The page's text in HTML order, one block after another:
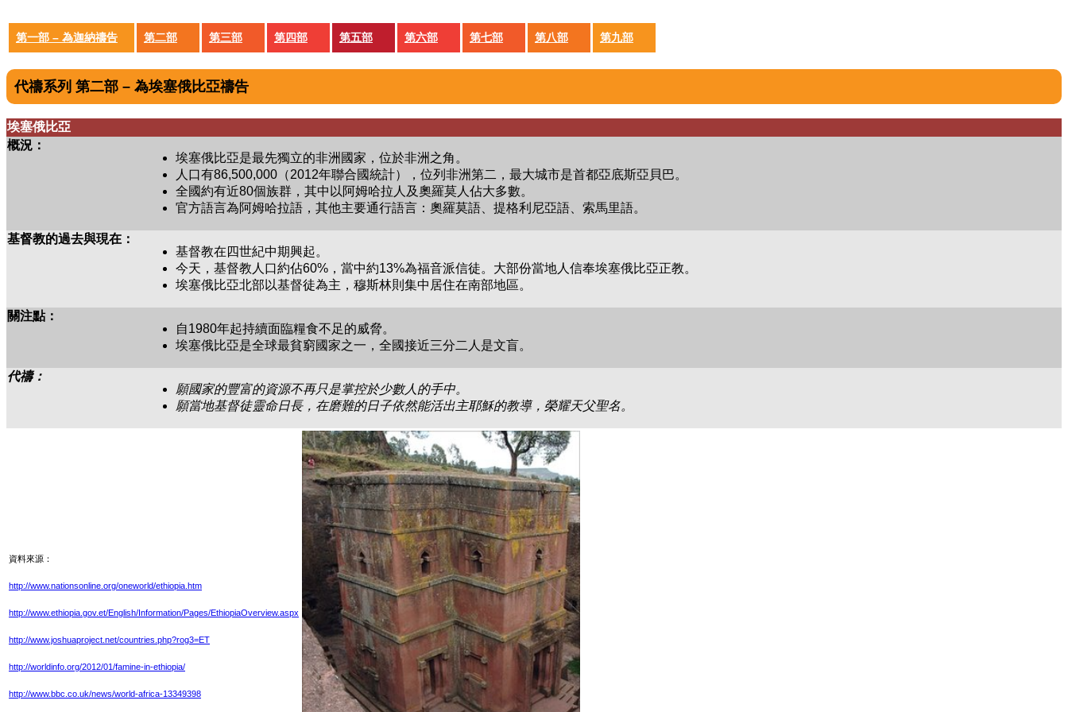
第一部 – 為迦納禱告 第二部 第三部 第四部 第五部 第六部 第七部 第八部 第九部
代禱系列 第二部 – 為埃塞俄比亞禱告
埃塞俄比亞
概況：
埃塞俄比亞是最先獨立的非洲國家，位於非洲之角。
人口有86,500,000（2012年聯合國統計），位列非洲第二，最大城市是首都亞底斯亞貝巴。
全國約有近80個族群，其中以阿姆哈拉人及奧羅莫人佔大多數。
官方語言為阿姆哈拉語，其他主要通行語言：奧羅莫語、提格利尼亞語、索馬里語。
基督教的過去與現在：
基督教在四世紀中期興起。
今天，基督教人口約佔60%，當中約13%為福音派信徒。大部份當地人信奉埃塞俄比亞正教。
埃塞俄比亞北部以基督徒為主，穆斯林則集中居住在南部地區。
關注點：
自1980年起持續面臨糧食不足的威脅。
埃塞俄比亞是全球最貧窮國家之一，全國接近三分二人是文盲。
代禱：
願國家的豐富的資源不再只是掌控於少數人的手中。
願當地基督徒靈命日長，在磨難的日子依然能活出主耶穌的教導，榮耀天父聖名。
資料來源：
http://www.nationsonline.org/oneworld/ethiopia.htm
http://www.ethiopia.gov.et/English/Information/Pages/EthiopiaOverview.aspx
http://www.joshuaproject.net/countries.php?rog3=ET
http://worldinfo.org/2012/01/famine-in-ethiopia/
http://www.bbc.co.uk/news/world-africa-13349398